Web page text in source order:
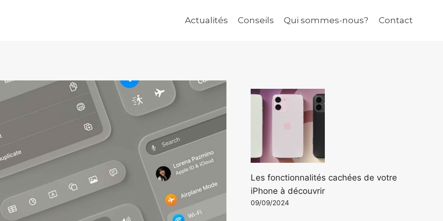
Actualités Conseils Qui sommes-nous? Contact
Les fonctionnalités cachées de votre
iPhone à découvrir
09/09/2024